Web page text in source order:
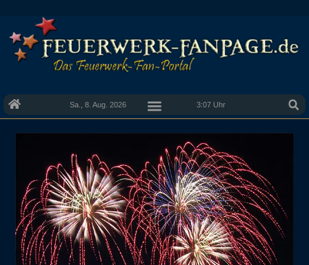
Sa., 8. Aug. 2026 3:07 Uhr